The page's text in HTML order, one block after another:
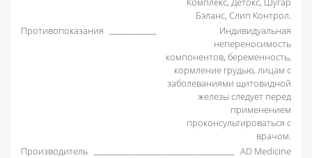
Бэланс, Слип Контрол.
Противопоказания
Индивидуальная
непереносимость
компонентов, беременность,
кормление грудью, лицам с
заболеваниями щитовидной
железы следует перед
применением
проконсультироваться с
врачом.
Производитель
AD Medicine